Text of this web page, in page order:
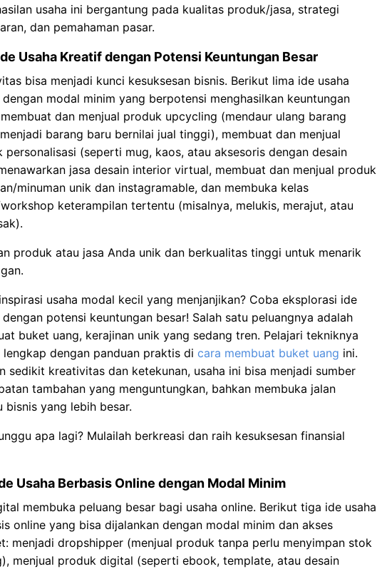
usaha ini bergantung pada kualitas produk/jasa, strategi
dan pemahaman pasar.
Usaha Kreatif dengan Potensi Keuntungan Besar
bisa menjadi kunci kesuksesan bisnis. Berikut lima ide usaha
modal minim yang berpotensi menghasilkan keuntungan
dan menjual produk upcycling (mendaur ulang barang
barang baru bernilai jual tinggi), membuat dan menjual
personalisasi (seperti mug, kaos, atau aksesoris dengan desain
jasa desain interior virtual, membuat dan menjual produk
minuman unik dan instagramable, dan membuka kelas
keterampilan tertentu (misalnya, melukis, merajut, atau
produk atau jasa Anda unik dan berkualitas tinggi untuk menarik
usaha modal kecil yang menjanjikan? Coba eksplorasi ide
potensi keuntungan besar! Salah satu peluangnya adalah
buket uang, kerajinan unik yang sedang tren. Pelajari tekniknya
lengkap dengan panduan praktis di cara membuat buket uang ini.
sedikit kreativitas dan ketekunan, usaha ini bisa menjadi sumber
tambahan yang menguntungkan, bahkan membuka jalan
bisnis yang lebih besar.
apa lagi? Mulailah berkreasi dan raih kesuksesan finansial
Usaha Berbasis Online dengan Modal Minim
membuka peluang besar bagi usaha online. Berikut tiga ide usaha
online yang bisa dijalankan dengan modal minim dan akses
menjadi dropshipper (menjual produk tanpa perlu menyimpan stok
menjual produk digital (seperti ebook, template, atau desain